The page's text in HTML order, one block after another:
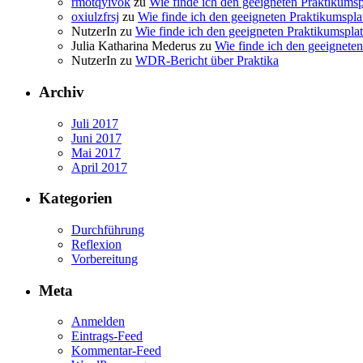
oxiulzfrsj zu Wie finde ich den geeigneten
NutzerIn zu Wie finde ich den geeigneten
Julia Katharina Mederus zu Wie finde ich den
NutzerIn zu WDR-Bericht über Praktika
Archiv
Juli 2017
Juni 2017
Mai 2017
April 2017
Kategorien
Durchführung
Reflexion
Vorbereitung
Meta
Anmelden
Eintrags-Feed
Kommentar-Feed